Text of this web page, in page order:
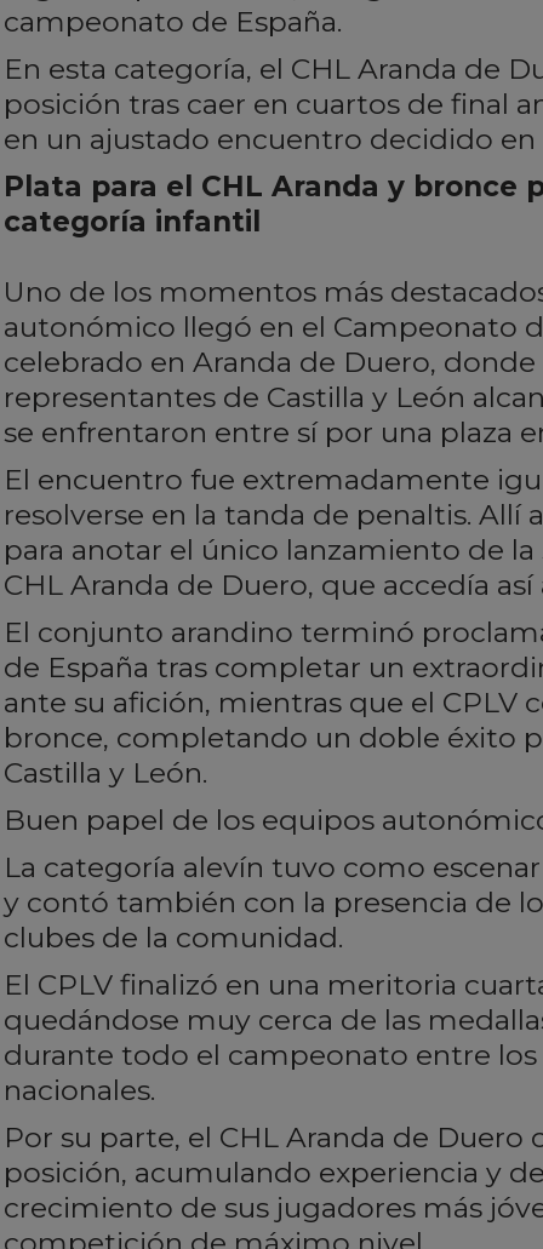
campeonato de España.
En esta categoría, el CHL Aranda de
posición tras caer en cuartos de final
en un ajustado encuentro decidido en
Plata para el CHL Aranda y bronce
categoría infantil
Uno de los momentos más
autonómico llegó en el Campeonato
celebrado en Aranda de Duero, donde
representantes de Castilla y León
se enfrentaron entre sí por una plaza
El encuentro fue extremadamente
resolverse en la tanda de penaltis. Allí
para anotar el único lanzamiento de
CHL Aranda de Duero, que accedía así
El conjunto arandino terminó
de España tras completar un
ante su afición, mientras que el CPLV
bronce, completando un doble éxito
Castilla y León.
Buen papel de los equipos
La categoría alevín tuvo como
y contó también con la presencia de
clubes de la comunidad.
El CPLV finalizó en una meritoria
quedándose muy cerca de las
durante todo el campeonato entre
nacionales.
Por su parte, el CHL Aranda de Duero
posición, acumulando experiencia y
crecimiento de sus jugadores más